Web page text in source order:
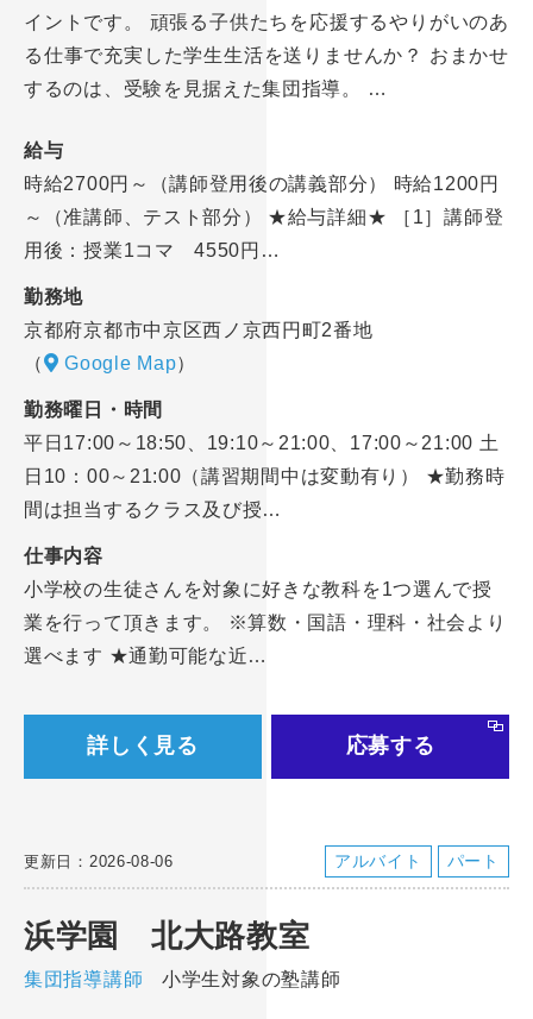
イントです。 頑張る子供たちを応援するやりがいのあ
る仕事で充実した学生生活を送りませんか？ おまかせ
するのは、受験を見据えた集団指導。 …
給与
時給2700円～（講師登用後の講義部分） 時給1200円
～（准講師、テスト部分） ★給与詳細★ ［1］講師登
用後：授業1コマ 4550円…
勤務地
京都府京都市中京区西ノ京西円町2番地
（
Google Map）
勤務曜日・時間
平日17:00～18:50、19:10～21:00、17:00～21:00 土
日10：00～21:00（講習期間中は変動有り） ★勤務時
間は担当するクラス及び授…
仕事内容
小学校の生徒さんを対象に好きな教科を1つ選んで授
業を行って頂きます。 ※算数・国語・理科・社会より
選べます ★通勤可能な近…
詳しく見る 応募する
更新日：2026-08-06 アルバイト パート
浜学園 北大路教室
集団指導講師 小学生対象の塾講師